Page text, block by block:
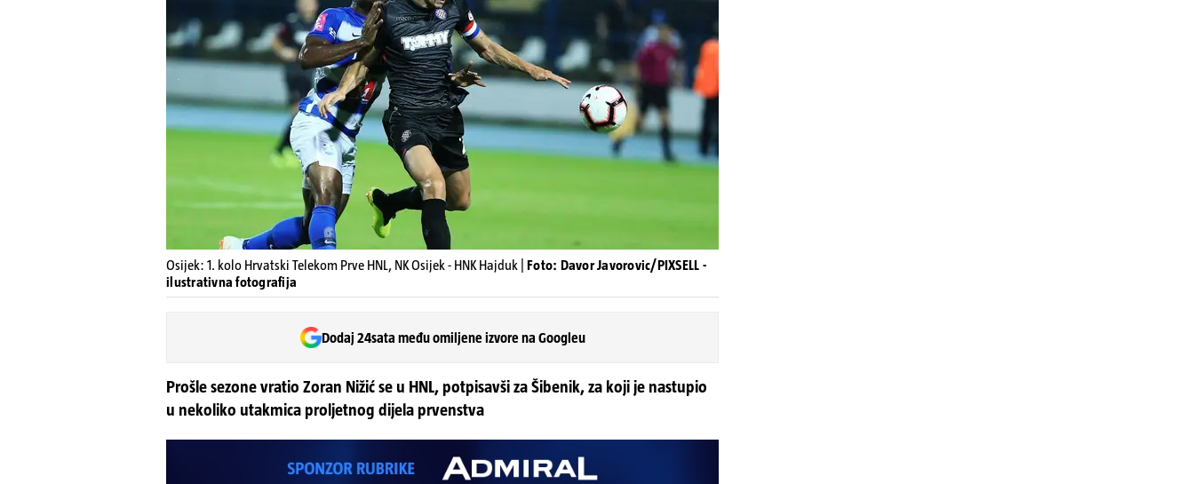
Osijek: 1. kolo Hrvatski Telekom Prve HNL, NK Osijek - HNK Hajduk | Foto: Davor Javorovic/PIXSELL -
ilustrativna fotografija
Dodaj 24sata među omiljene izvore na Googleu
Prošle sezone vratio Zoran Nižić se u HNL, potpisavši za Šibenik, za koji je nastupio
u nekoliko utakmica proljetnog dijela prvenstva